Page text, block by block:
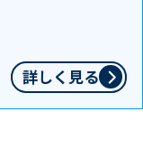
詳しく見る